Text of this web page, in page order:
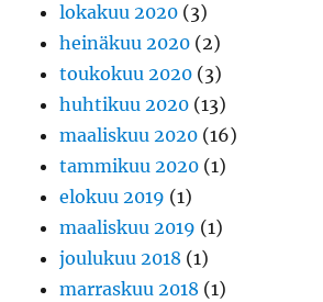
lokakuu 2020 (3)
heinäkuu 2020 (2)
toukokuu 2020 (3)
huhtikuu 2020 (13)
maaliskuu 2020 (16)
tammikuu 2020 (1)
elokuu 2019 (1)
maaliskuu 2019 (1)
joulukuu 2018 (1)
marraskuu 2018 (1)